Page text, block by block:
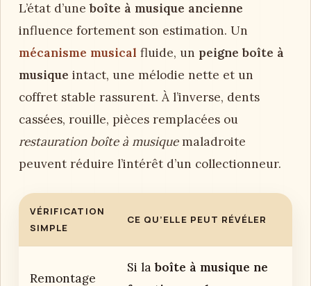
L’état d’uneboîte à musique ancienne
influence fortement son estimation. Un
mécanisme musical fluide, un peigne boîte à
musique intact, une mélodie nette et un
coffret stable rassurent. À l’inverse, dents
cassées, rouille, pièces remplacées ou
restauration boîte à musiquemaladroite
peuvent réduire l’intérêt d’un collectionneur.
VÉRIFICATION
SIMPLE
CE QU’ELLE PEUT RÉVÉLER
Remontage
Si laboîte à musique ne